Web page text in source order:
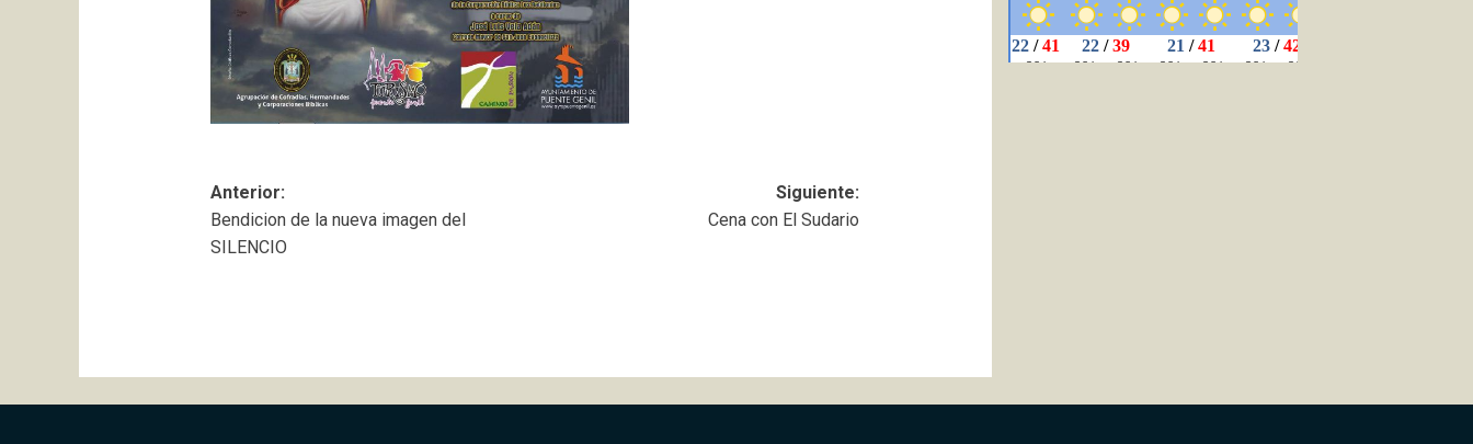
Navegación
de
Anterior:
Bendicion de la nueva imagen del
SILENCIO
Siguiente:
Cena con El Sudario